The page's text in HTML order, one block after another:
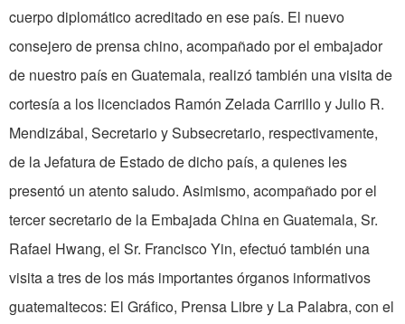
cuerpo diplomático acreditado en ese país. El nuevo
consejero de prensa chino, acompañado por el embajador
de nuestro país en Guatemala, realizó también una visita de
cortesía a los licenciados Ramón Zelada Carrillo y Julio R.
Mendizábal, Secretario y Subsecretario, respectivamente,
de la Jefatura de Estado de dicho país, a quienes les
presentó un atento saludo. Asimismo, acompañado por el
tercer secretario de la Embajada China en Guatemala, Sr.
Rafael Hwang, el Sr. Francisco Yin, efectuó también una
visita a tres de los más importantes órganos informativos
guatemaltecos: El Gráfico, Prensa Libre y La Palabra, con el